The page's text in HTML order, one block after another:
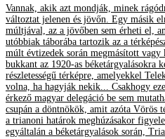
Vannak, akik azt mondják, minek
változtat jelenen és jövőn. Egy másik
múltjával, az a jövőben sem érheti el,
utóbbiak táborába tartozik az a
múlt évtizedek során megmásított
bukkant az 1920-as béketárgyalásokra
részletességű térképre, amelyekkel
volna, ha hagyják nekik... Csakhogy
érkező magyar delegáció be sem
csupán a döntnökök, amit azóta Vörös
a trianoni határok meghúzásakor
egyáltalán a béketárgyalások során,